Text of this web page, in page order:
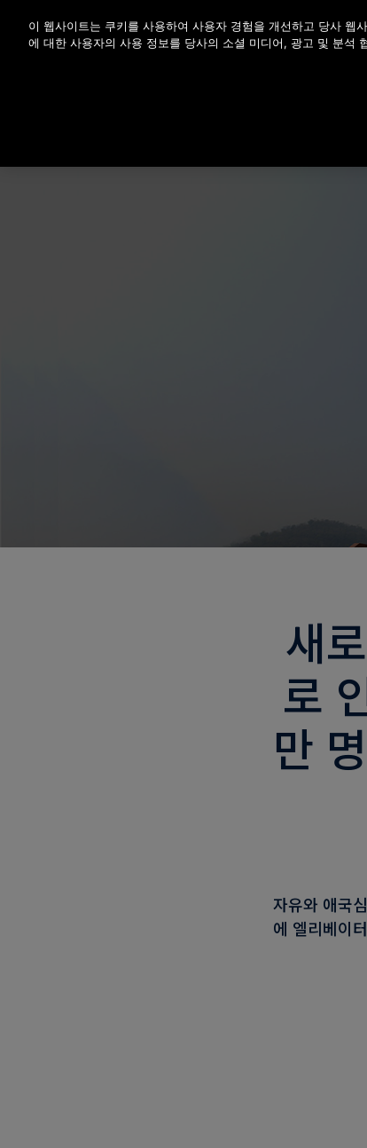
Enter 키를 눌러 기본 콘텐츠로 건너뜁니다
새
로
만
자유와 애국
에 엘리베이
이 웹사이트는 쿠키를 사용하여 사용자 경험을 개선하고 당사 웹
에 대한 사용자의 사용 정보를 당사의 소셜 미디어, 광고 및 분석